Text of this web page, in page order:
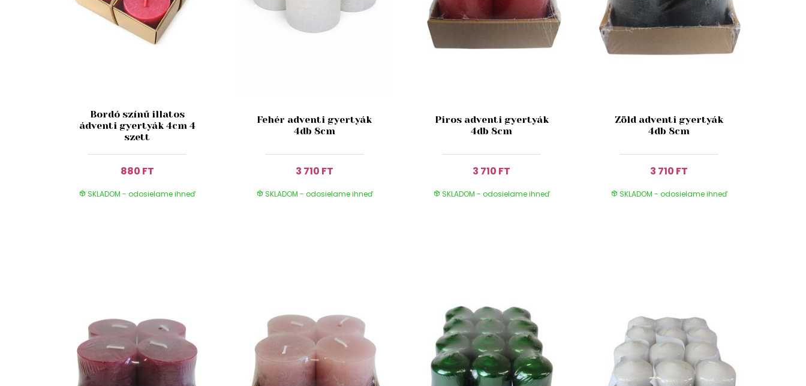
Bordó színű illatos
ádventi gyertyák 4cm 4
szett
880 FT
SKLADOM - odosielame ihneď
Fehér adventi gyertyák
4db 8cm
3 710 FT
SKLADOM - odosielame ihneď
Piros adventi gyertyák
4db 8cm
3 710 FT
SKLADOM - odosielame ihneď
Zöld adventi gyertyák
4db 8cm
3 710 FT
SKLADOM - odosielame ihneď